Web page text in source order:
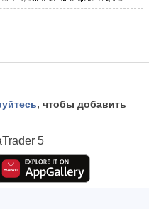
, чтобы добавить
5